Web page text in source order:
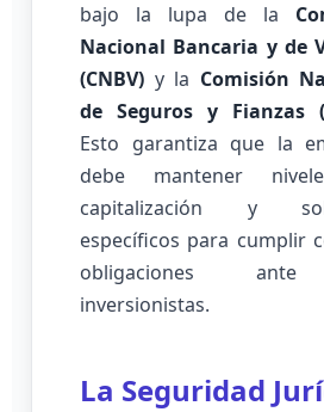
bajo la lupa de la
Nacional Bancaria y de
(CNBV) y la Comisión
de Seguros y Fianzas
Esto garantiza que la
debe mantener
capitalización y
específicos para cumplir
obligaciones
inversionistas.
La Seguridad